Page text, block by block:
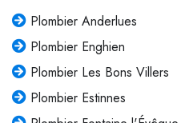
Plombier Anderlues
Plombier Enghien
Plombier Les Bons Villers
Plombier Estinnes